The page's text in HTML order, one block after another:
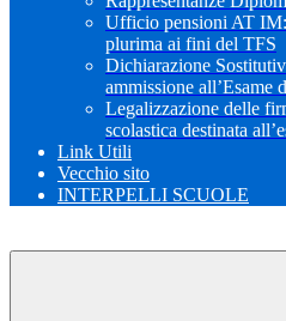
Ufficio pensioni AT
plurima ai fini del TFS
Dichiarazione
ammissione all’Esame
Legalizzazione delle
scolastica destinata
Link Utili
Vecchio sito
INTERPELLI SCUOLE